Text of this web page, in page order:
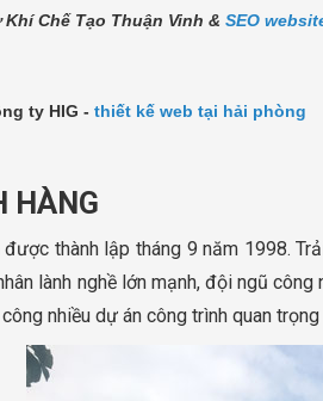
Chế Tạo Thuận Vinh & SEO
ty HIG - thiết kế web tại hải phòng
HÀNG
được thành lập tháng 9 năm 1998.
lành nghề lớn mạnh, đội ngũ
nhiều dự án công trình quan